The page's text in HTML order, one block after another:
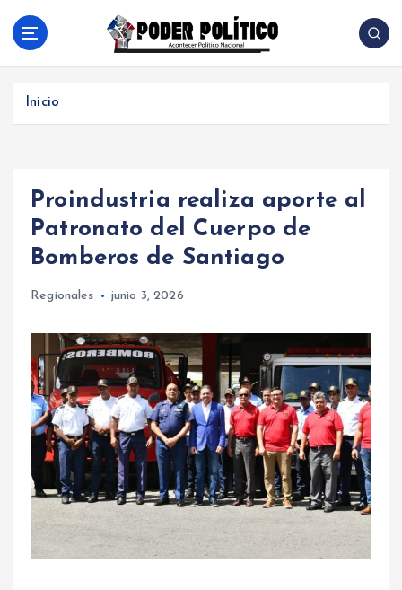
Acontecer Politico Nacional
Inicio
Proindustria realiza aporte al
Patronato del Cuerpo de
Bomberos de Santiago
Regionales junio 3, 2026